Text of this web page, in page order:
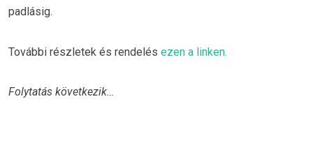
padlásig.
További részletek és rendelés ezen a linken.
Folytatás következik…